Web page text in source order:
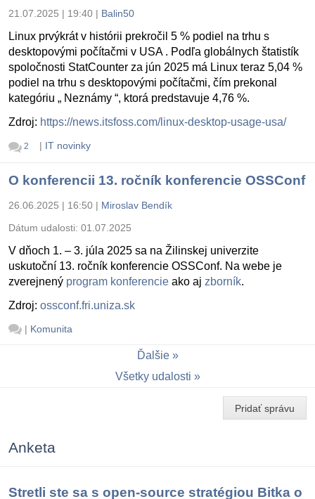
21.07.2025 | 19:40 | Balin50
Linux prvýkrát v histórii prekročil 5 % podiel na trhu s
desktopovými počítačmi v USA . Podľa globálnych štatistík
spoločnosti StatCounter za jún 2025 má Linux teraz 5,04 %
podiel na trhu s desktopovými počítačmi, čím prekonal
kategóriu „ Neznámy “, ktorá predstavuje 4,76 %.
Zdroj: https://news.itsfoss.com/linux-desktop-usage-usa/
2 | IT novinky
O konferencii 13. ročník konferencie OSSConf
26.06.2025 | 16:50 | Miroslav Bendík
Dátum udalosti: 01.07.2025
V dňoch 1. – 3. júla 2025 sa na Žilinskej univerzite
uskutoční 13. ročník konferencie OSSConf. Na webe je
zverejnený program konferencie ako aj zborník.
Zdroj: ossconf.fri.uniza.sk
| Komunita
Ďalšie
Všetky udalosti
Pridať správu
Anketa
Stretli ste sa s open-source stratégiou Bitka o